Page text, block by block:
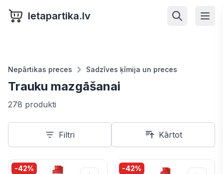
letapartika.lv
Nepārtikas preces Sadzīves ķīmija un preces
Trauku mazgāšanai
278 produkti
Filtri Kārtot
-42% -42%